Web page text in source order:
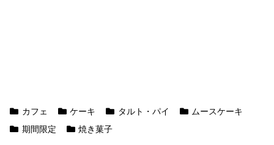
カフェ ケーキ タルト・パイ
ムースケーキ
期間限定
焼き菓子